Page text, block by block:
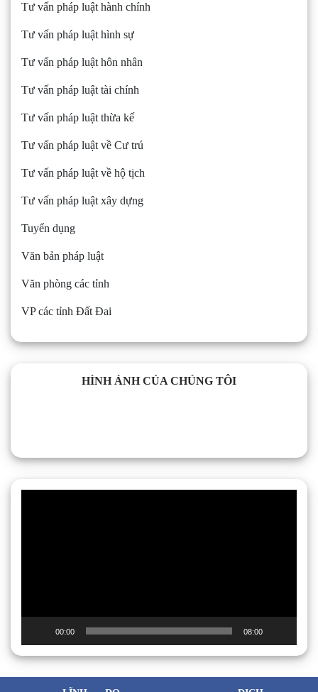
Tư vấn pháp luật hành chính
Tư vấn pháp luật hình sự
Tư vấn pháp luật hôn nhân
Tư vấn pháp luật tài chính
Tư vấn pháp luật thừa kế
Tư vấn pháp luật về Cư trú
Tư vấn pháp luật về hộ tịch
Tư vấn pháp luật xây dựng
Tuyển dụng
Văn bản pháp luật
Văn phòng các tỉnh
VP các tỉnh Đất Đai
HÌNH ẢNH CỦA CHÚNG TÔI
00:00 08:00